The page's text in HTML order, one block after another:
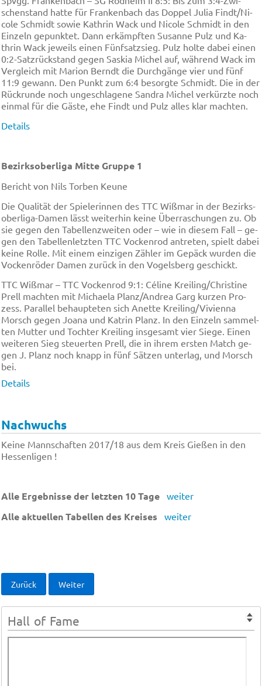
schen­stand hat­te für Fran­ken­bach das Dop­pel Ju­lia Findt/Ni­
co­le Schmidt so­wie Ka­thrin Wack und Ni­co­le Schmidt in den
Ein­zeln ge­punk­tet. Dann er­käm­pften Su­san­ne Pulz und Ka­
thrin Wack je­weils ei­nen Fünf­satz­sieg. Pulz hol­te da­bei ei­nen
0:2-Satz­rück­stand ge­gen Sas­kia Mi­chel auf, wäh­rend Wack im
Ver­gleich mit Ma­ri­on Berndt die Durch­gän­ge vier und fünf
11:9 ge­wann. Den Punkt zum 6:4 be­sorg­te Schmidt. Die in der
Rück­run­de noch un­ge­schlag­ene San­dra Mi­chel ver­kürz­te noch
ein­mal für die Gäs­te, ehe Findt und Pulz al­les klar mach­ten.
Details
Bezirksoberliga Mitte Gruppe 1
Bericht von Nils Torben Keune
Die Qua­li­tät der Spie­le­rin­nen des TTC Wiß­mar in der Be­zirks­
ober­li­ga-Da­men lässt wei­ter­hin kei­ne Über­ra­schun­gen zu. Ob
sie ge­gen den Ta­bel­len­zwei­ten oder – wie in die­sem Fall – ge­
gen den Ta­bel­len­letz­ten TTC Vo­cken­rod an­tre­ten, spielt da­bei
kei­ne Rol­le. Mit ei­nem ein­zi­gen Zäh­ler im Ge­päck wur­den die
Vo­cken­rö­der Da­men zu­rück in den Vo­gels­berg ge­schickt.
TTC Wiß­mar – TTC Vo­cken­rod 9:1: Cé­li­ne Krei­ling/Christ­ine
Prell mach­ten mit Mi­chae­la Planz/An­drea Garg kur­zen Pro­
zess. Pa­ral­lel be­haup­te­ten sich An­et­te Krei­ling/Vi­vien­na
Morsch ge­gen Joa­na und Ka­trin Planz. In den Ein­zeln sam­mel­
ten Mut­ter und Toch­ter Krei­ling ins­ge­samt vier Sie­ge. Ei­nen
wei­te­ren Sieg steu­er­ten Prell, die in ih­rem er­sten Match ge­
gen J. Planz noch knapp in fünf Sät­zen un­ter­lag, und Morsch
bei.
Details
Nachwuchs
Keine Mannschaften 2017/18 aus dem Kreis Gießen in den
Hessenligen !
Alle Ergebnisse der letzten 10 Tage weiter
Alle aktuellen Tabellen des Kreises weiter
Zurück Weiter
Hall of Fame